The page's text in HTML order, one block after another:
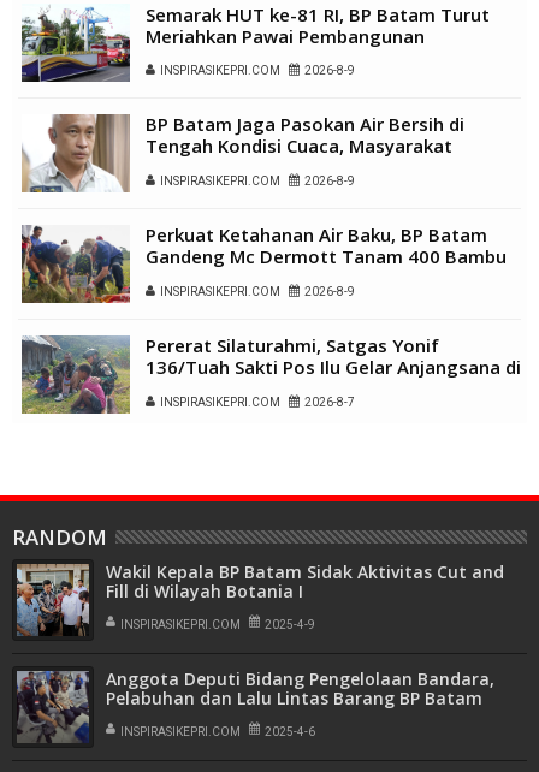
Semarak HUT ke-81 RI, BP Batam Turut
Meriahkan Pawai Pembangunan
INSPIRASIKEPRI.COM 2026-8-9
BP Batam Jaga Pasokan Air Bersih di
Tengah Kondisi Cuaca, Masyarakat
INSPIRASIKEPRI.COM 2026-8-9
Perkuat Ketahanan Air Baku, BP Batam
Gandeng Mc Dermott Tanam 400 Bambu
INSPIRASIKEPRI.COM 2026-8-9
Pererat Silaturahmi, Satgas Yonif
136/Tuah Sakti Pos Ilu Gelar Anjangsana di
INSPIRASIKEPRI.COM 2026-8-7
RANDOM
Wakil Kepala BP Batam Sidak Aktivitas Cut and
Fill di Wilayah Botania I
INSPIRASIKEPRI.COM 2025-4-9
Anggota Deputi Bidang Pengelolaan Bandara,
Pelabuhan dan Lalu Lintas Barang BP Batam
Tinjau Kesiapan Arus Balik di Terminal Ferry
Internasional Batam Centre
INSPIRASIKEPRI.COM 2025-4-6